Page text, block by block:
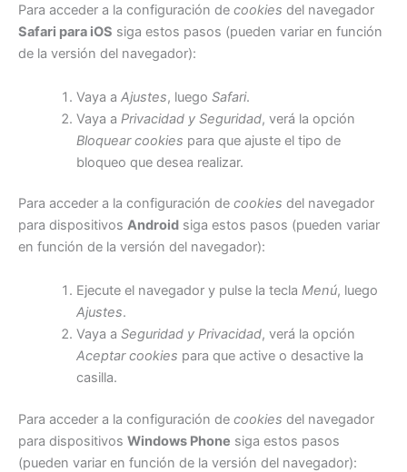
Para acceder a la configuración de cookies del navegador
Safari para iOS siga estos pasos (pueden variar en función
de la versión del navegador):
Vaya a Ajustes, luego Safari.
Vaya a Privacidad y Seguridad, verá la opción
Bloquear cookies para que ajuste el tipo de
bloqueo que desea realizar.
Para acceder a la configuración de cookies del navegador
para dispositivos Android siga estos pasos (pueden variar
en función de la versión del navegador):
Ejecute el navegador y pulse la tecla Menú, luego
Ajustes.
Vaya a Seguridad y Privacidad, verá la opción
Aceptar cookies para que active o desactive la
casilla.
Para acceder a la configuración de cookies del navegador
para dispositivos Windows Phone siga estos pasos
(pueden variar en función de la versión del navegador):